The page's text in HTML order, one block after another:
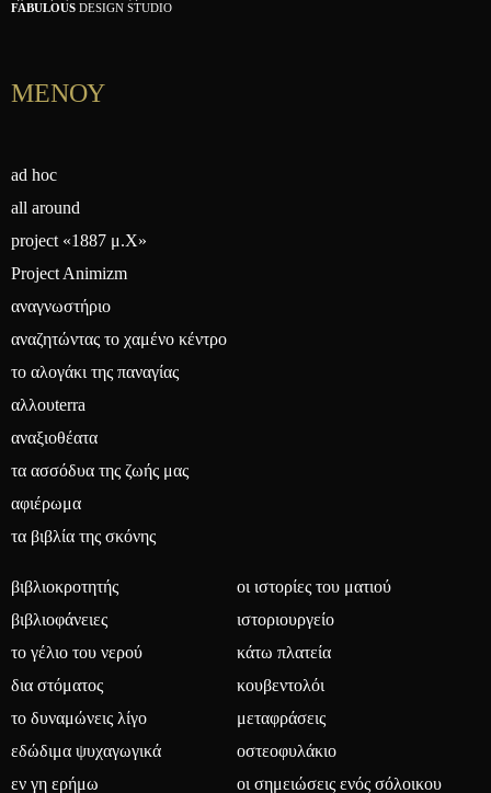
FABULOUS DESIGN STUDIO
ΜΕΝΟΥ
ad hoc
all around
project «1887 μ.Χ»
Project Animizm
αναγνωστήριο
αναζητώντας το χαμένο κέντρο
το αλογάκι της παναγίας
αλλουterra
αναξιοθέατα
τα ασσόδυα της ζωής μας
αφιέρωμα
τα βιβλία της σκόνης
βιβλιοκροτητής
βιβλιοφάνειες
το γέλιο του νερού
δια στόματος
το δυναμώνεις λίγο
εδώδιμα ψυχαγωγικά
εν γη ερήμω
οι ιστορίες του ματιού
ιστοριουργείο
κάτω πλατεία
κουβεντολόι
μεταφράσεις
οστεοφυλάκιο
οι σημειώσεις ενός σόλοικου